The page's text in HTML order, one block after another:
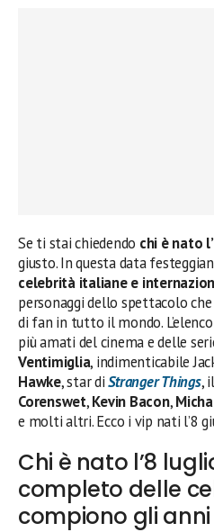
Se ti stai chiedendo chi è nato
giusto. In questa data
celebrità italiane e
personaggi dello spettacolo
di fan in tutto il mondo.
più amati del cinema e delle
Ventimiglia, indimenticabile
Hawke, star diStranger Things,
Corenswet,Kevin Bacon,
e molti altri. Ecco i vip nati l’8
Chi è nato l’8
completo delle
compiono gli